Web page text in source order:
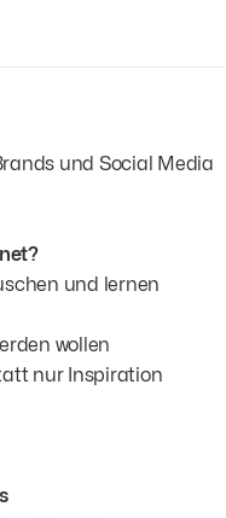
und Social Media
und lernen
wollen
nur Inspiration